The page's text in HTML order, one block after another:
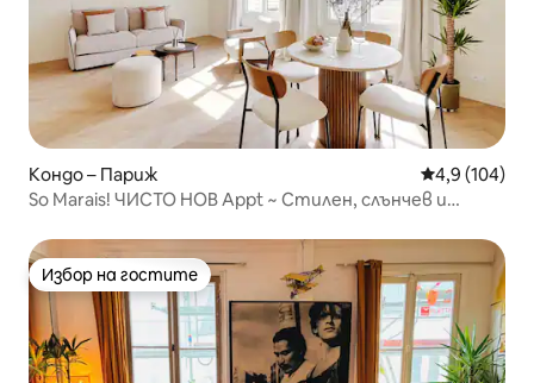
Кондо – Париж Средна
4,9 (104)
So Marais! ЧИСТО НОВ Appt ~ Стилен, слънчев и
Избор на гостите
Избор на гостите